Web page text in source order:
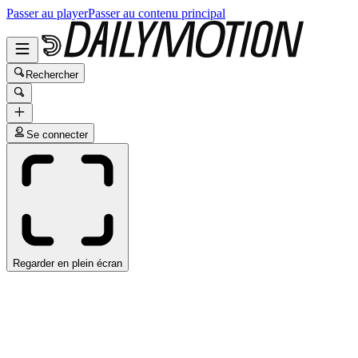
Passer au playerPasser au contenu principal
Rechercher
Se connecter
Regarder en plein écran